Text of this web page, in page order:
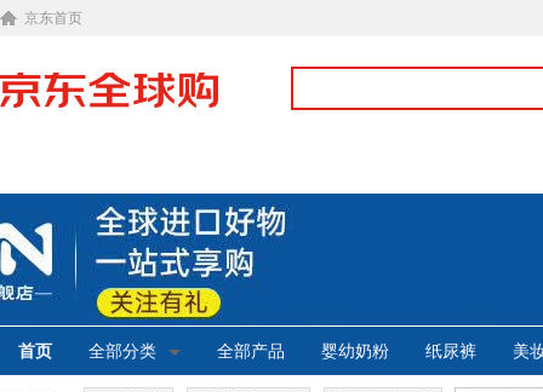
京东首页
首页 全部分类 全部产品 婴幼奶粉 纸尿裤 美